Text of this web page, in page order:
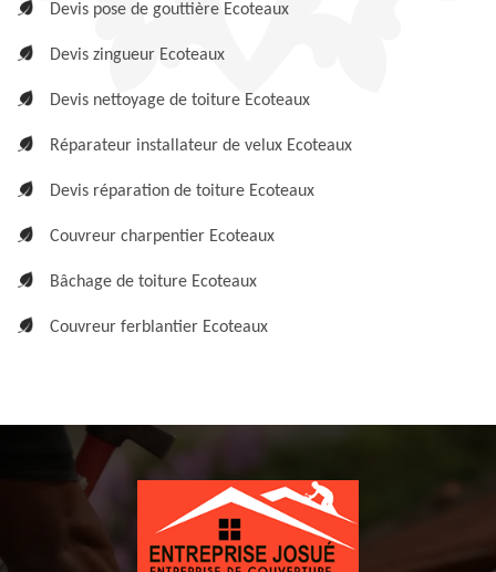
Devis pose de gouttière Ecoteaux
Devis zingueur Ecoteaux
Devis nettoyage de toiture Ecoteaux
Réparateur installateur de velux Ecoteaux
Devis réparation de toiture Ecoteaux
Couvreur charpentier Ecoteaux
Bâchage de toiture Ecoteaux
Couvreur ferblantier Ecoteaux